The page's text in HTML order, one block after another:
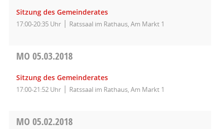
Sitzung des Gemeinderates
17:00-20:35 Uhr Ratssaal im Rathaus, Am Markt 1
MO 05.03.2018
Sitzung des Gemeinderates
17:00-21:52 Uhr Ratssaal im Rathaus, Am Markt 1
MO 05.02.2018